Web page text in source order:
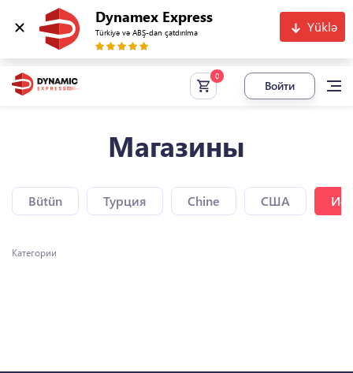
Dynamex Express
Türkiyə və ABŞ-dan çatdırılma Yüklə
Войти
Магазины
Bütün Турция Chine США
Категории